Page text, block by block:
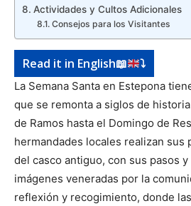
Actividades y Cultos Adicionales
Consejos para los Visitantes
Read it in English📖 ⤵️
La Semana Santa en Estepona
que se remonta a siglos de
de Ramos hasta el Domingo de
hermandades locales realizan sus
del casco antiguo, con sus pasos
imágenes veneradas por la
reflexión y recogimiento, donde